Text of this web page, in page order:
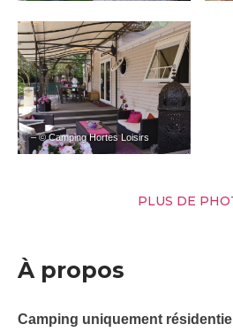
– © Camping Hortes Loisirs
PLUS DE
À propos
Camping uniquement